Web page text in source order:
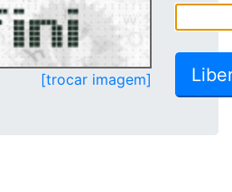
[trocar imagem]